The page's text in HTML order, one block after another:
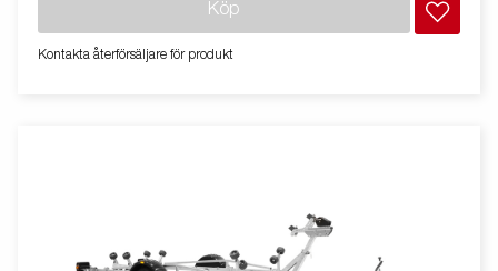
livstiden. Helskyddad vinsch och vinschtorn som är enkelt att
justera, vinschtornet är även utrustat med en extra
säkerhetsvajer för användning vid transport. Justerbar
Köp
Kontakta återförsäljare för produkt